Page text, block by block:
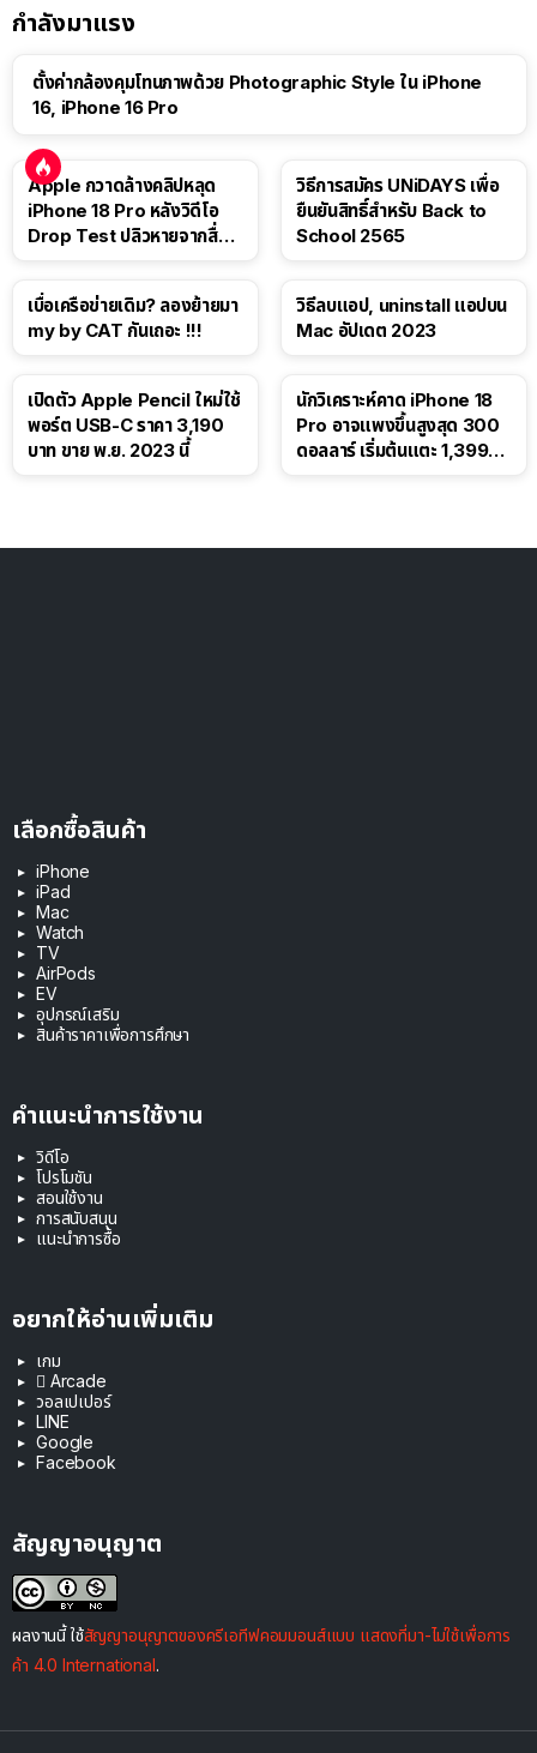
กำลังมาแรง
ตั้งค่ากล้องคุมโทนภาพด้วย Photographic Style ใน iPhone
16, iPhone 16 Pro
Apple กวาดล้างคลิปหลุด
iPhone 18 Pro หลังวิดีโอ
Drop Test ปลิวหายจากสื่อ
วิธีการสมัคร UNiDAYS เพื่อ
ยืนยันสิทธิ์สำหรับ Back to
School 2565
เบื่อเครือข่ายเดิม? ลองย้ายมา
my by CAT กันเถอะ !!!
วิธีลบแอป, uninstall แอปบน
Mac อัปเดต 2023
เปิดตัว Apple Pencil ใหม่ใช้
พอร์ต USB-C ราคา 3,190
บาท ขาย พ.ย. 2023 นี้
นักวิเคราะห์คาด iPhone 18
Pro อาจแพงขึ้นสูงสุด 300
ดอลลาร์ เริ่มต้นแตะ 1,399
เลือกซื้อสินค้า
iPhone
iPad
Mac
Watch
TV
AirPods
EV
อุปกรณ์เสริม
สินค้าราคาเพื่อการศึกษา
คำแนะนำการใช้งาน
วิดีโอ
โปรโมชัน
สอนใช้งาน
การสนับสนุน
แนะนำการซื้อ
อยากให้อ่านเพิ่มเติม
เกม
 Arcade
วอลเปเปอร์
LINE
Google
Facebook
สัญญาอนุญาต
ผลงานนี้ ใช้สัญญาอนุญาตของครีเอทีฟคอมมอนส์แบบ แสดงที่มา-ไม่ใช้เพื่อการ
ค้า 4.0 International.